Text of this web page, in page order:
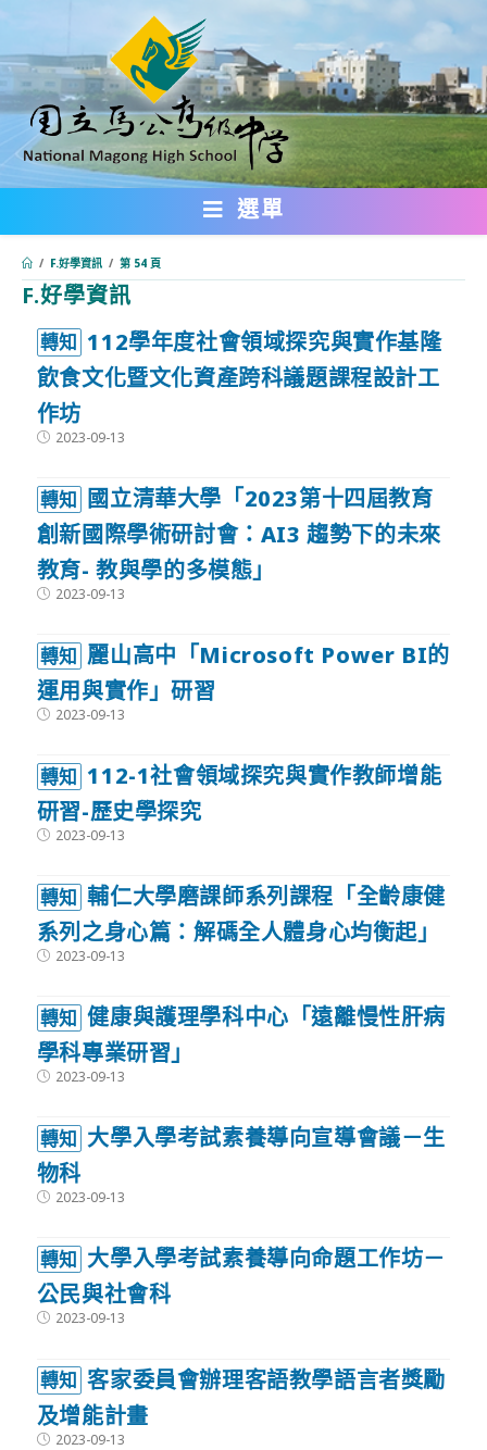
轉
主
要
內
選單
F.好學資訊
/ F.好學資訊 / 第 54 頁
轉知 112學年度社會領域探究與實作基隆
飲食文化暨文化資產跨科議題課程設計工
作坊
Post2023-09-13
轉知 國立清華大學「2023第十四屆教育
創新國際學術研討會：AI3 趨勢下的未來
教育- 教與學的多模態」
Post2023-09-13
轉知 麗山高中「Microsoft Power BI的
運用與實作」研習
Post2023-09-13
轉知 112-1社會領域探究與實作教師增能
研習-歷史學探究
Post2023-09-13
轉知 輔仁大學磨課師系列課程「全齡康健
系列之身心篇：解碼全人體身心均衡起」
Post2023-09-13
轉知 健康與護理學科中心「遠離慢性肝病
學科專業研習」
Post2023-09-13
轉知 大學入學考試素養導向宣導會議－生
物科
Post2023-09-13
轉知 大學入學考試素養導向命題工作坊－
公民與社會科
Post2023-09-13
轉知 客家委員會辦理客語教學語言者獎勵
及增能計畫
Post2023-09-13